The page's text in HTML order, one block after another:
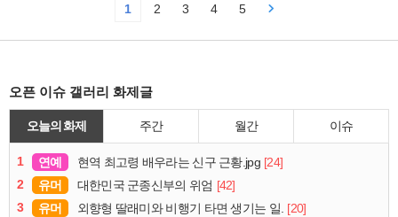
1 2 3 4 5
오픈 이슈 갤러리 화제글
오늘의 화제 주간 월간 이슈
1 연예 현역 최고령 배우라는 신구 근황.jpg [24]
2
유머 대한민국 군종신부의 위엄 [42]
3
유머 외향형 딸래미와 비행기 타면 생기는 일. [20]